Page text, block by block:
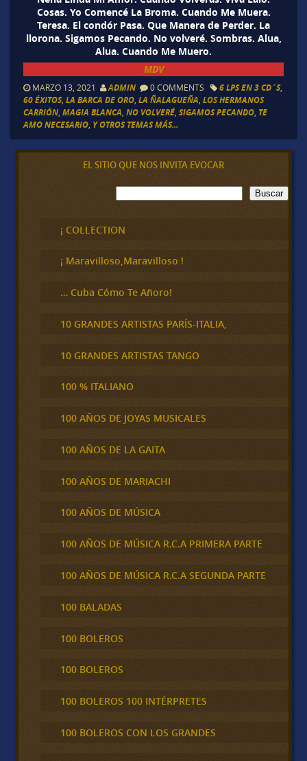
Cosas. Yo Comencé La Broma. Cuando Me Muera.
Teresa. El condór Pasa. Que Manera de Perder. La
llorona. Sigamos Pecando. No volveré. Sombras. Alua,
Alua. Cuando Me Muero.
MDV
MARZO 13, 2021 ADMIN 0 COMMENTS 6 LPS EN 3 CD´S,
60 ÉXITOS, LA BARCA DE ORO, LA ÑALAGUEÑA LOS HERMANOS
CARRIÓN, MAGIA BLANCA NO VOLVERÉ, SIGAMOS PECANDO, TE
AMO NECESARIO, Y OTROS TEMAS MÁS...
EL SITIO QUE NOS INVITA EVOCAR
B
u
c
a
Buscar
¡ COLLECTION
¡ Maravilloso,Maravilloso !
… Cuba Cómo Te Añoro!
10 GRANDES ARTISTAS PARÍS-ITALIA,
10 GRANDES ARTISTAS TANGO
100 % ITALIANO
100 AÑOS DE JOYAS MUSICALES
100 AÑOS DE LA GAITA
100 AÑOS DE MARIACHI
100 AÑOS DE MÚSICA
100 AÑOS DE MÚSICA R.C.A PRIMERA PARTE
100 AÑOS DE MÚSICA R.C.A SEGUNDA PARTE
100 BALADAS
100 BOLEROS
100 BOLEROS
100 BOLEROS 100 INTÉRPRETES
100 BOLEROS CON LOS GRANDES